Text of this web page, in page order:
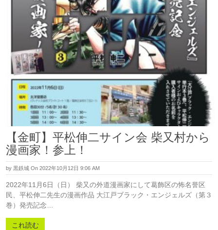
【金町】平松伸二サイン会 柴又村から
漫画家！参上！
by 黒鉄城 On 2022年10月12日 9:06 AM
2022年11月6日（日） 柴又の外道漫画家にして葛飾区の怖名誉区
民、平松伸二先生の漫画作品 大江戸ブラック・エンジェルズ（第３
巻）発売記念…
これ読む